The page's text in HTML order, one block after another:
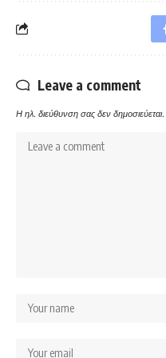
Leave a comment
Η ηλ. διεύθυνση σας δεν δημοσιεύεται.